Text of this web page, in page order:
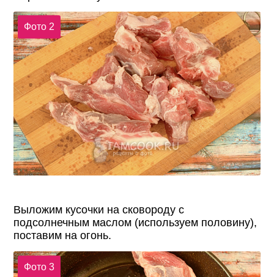
Фото 2
Выложим кусочки на сковороду с
подсолнечным маслом (используем половину),
поставим на огонь.
Фото 3